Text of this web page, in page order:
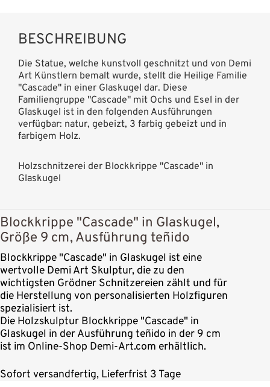
BESCHREIBUNG
Die Statue, welche kunstvoll geschnitzt und von Demi
Art Künstlern bemalt wurde, stellt die Heilige Familie
"Cascade" in einer Glaskugel dar. Diese
Familiengruppe "Cascade" mit Ochs und Esel in der
Glaskugel ist in den folgenden Ausführungen
verfügbar: natur, gebeizt, 3 farbig gebeizt und in
farbigem Holz.
Holzschnitzerei der Blockkrippe "Cascade" in
Glaskugel
Blockkrippe "Cascade" in Glaskugel,
Größe 9 cm, Ausführung teñido
Blockkrippe "Cascade" in Glaskugel ist eine
wertvolle Demi Art Skulptur, die zu den
wichtigsten Grödner Schnitzereien zählt und für
die Herstellung von personalisierten Holzfiguren
spezialisiert ist.
Die Holzskulptur Blockkrippe "Cascade" in
Glaskugel in der Ausführung teñido in der 9 cm
ist im Online-Shop Demi-Art.com erhältlich.
Sofort versandfertig, Lieferfrist 3 Tage